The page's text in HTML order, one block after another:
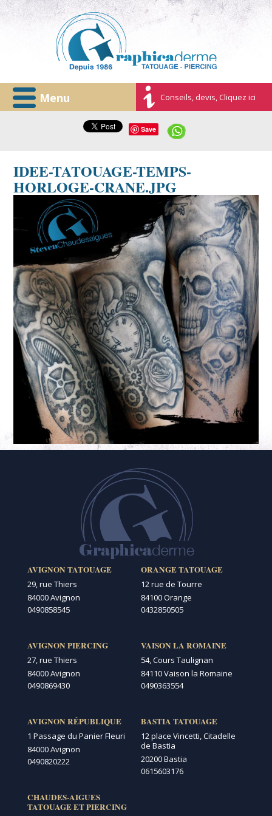
Menu Conseils, devis, Cliquez ici
Save
IDEE-TATOUAGE-TEMPS-
HORLOGE-CRANE.JPG
AVIGNON TATOUAGE
29, rue Thiers
84000 Avignon
0490858545
AVIGNON PIERCING
27, rue Thiers
84000 Avignon
0490869430
AVIGNON RÉPUBLIQUE
1 Passage du Panier Fleuri
84000 Avignon
0490820222
CHAUDES-AIGUES
TATOUAGE ET PIERCING
ORANGE TATOUAGE
12 rue de Tourre
84100 Orange
0432850505
VAISON LA ROMAINE
54, Cours Taulignan
84110 Vaison la Romaine
0490363554
BASTIA TATOUAGE
12 place Vincetti, Citadelle
de Bastia
20200 Bastia
0615603176